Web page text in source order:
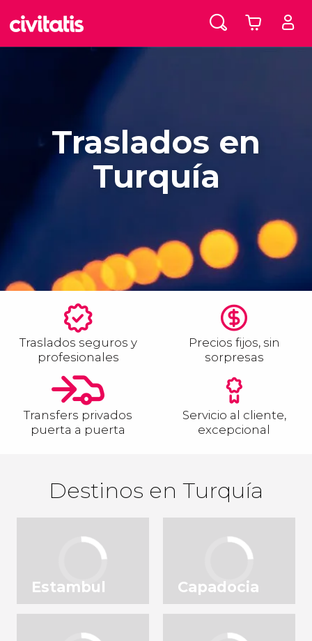
Traslados en
Turquía
Traslados seguros y
profesionales
Precios fijos, sin
sorpresas
Transfers privados
puerta a puerta
Servicio al cliente,
excepcional
Destinos en Turquía
Estambul Capadocia